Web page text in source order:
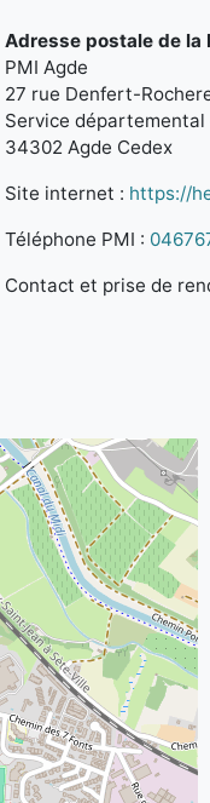
Adresse postale de la
PMI Agde
27 rue Denfert-
Service
34302 Agde Cedex
Site internet : https://
Téléphone PMI :
Contact et prise de